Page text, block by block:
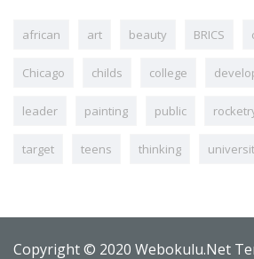
african art beauty BRICS
Chicago childs college
leader painting public
target teens thinking
Copyright © 2020 Webokulu.Net